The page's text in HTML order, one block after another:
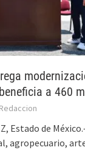
a 460
Redaccion
Estado de
agropecuario,